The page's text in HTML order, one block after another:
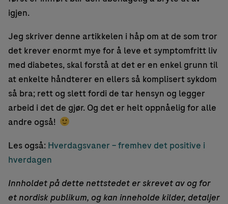
igjen.
Jeg skriver denne artikkelen i håp om at de som tror
det krever enormt mye for å leve et symptomfritt liv
med diabetes, skal forstå at det er en enkel grunn til
at enkelte håndterer en ellers så komplisert sykdom
så bra; rett og slett fordi de tar hensyn og legger
arbeid i det de gjør. Og det er helt oppnåelig for alle
andre også!
Les også: Hverdagsvaner – fremhev det positive i
hverdagen
Innholdet på dette nettstedet er skrevet av og for
et nordisk publikum, og kan inneholde kilder, detaljer